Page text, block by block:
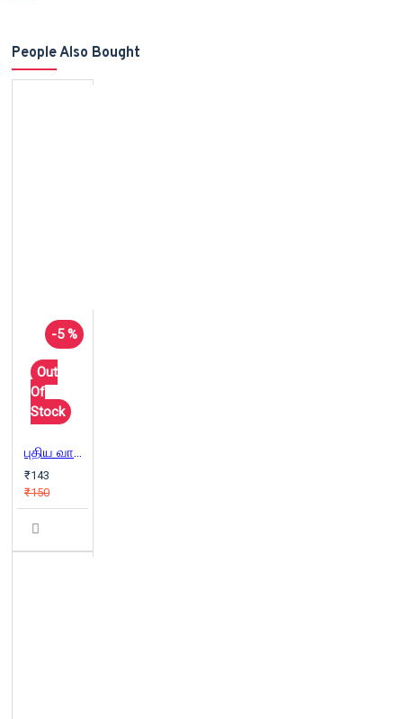
People Also Bought
-5 %
Out
Of
Stock
புதிய வாசல்
₹143
₹150